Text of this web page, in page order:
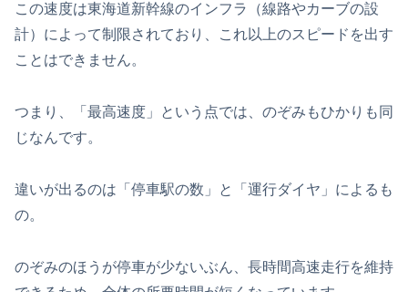
この速度は東海道新幹線のインフラ（線路やカーブの設
計）によって制限されており、これ以上のスピードを出す
ことはできません。
つまり、「最高速度」という点では、のぞみもひかりも同
じなんです。
違いが出るのは「停車駅の数」と「運行ダイヤ」によるも
の。
のぞみのほうが停車が少ないぶん、長時間高速走行を維持